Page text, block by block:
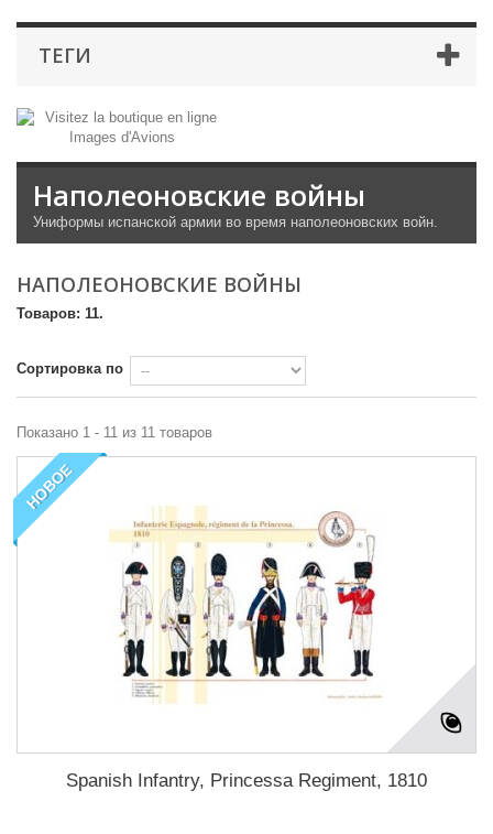
ТЕГИ
Наполеоновские войны
Униформы испанской армии во время наполеоновских войн.
НАПОЛЕОНОВСКИЕ ВОЙНЫ
Товаров: 11.
Сортировка по
Показано 1 - 11 из 11 товаров
НОВОЕ
Spanish Infantry, Princessa Regiment, 1810